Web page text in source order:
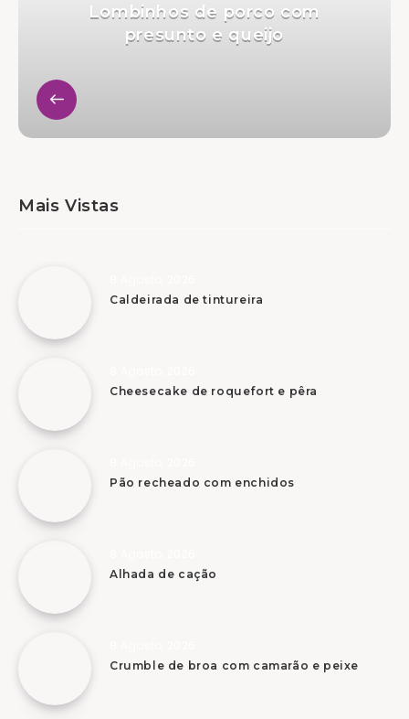
Lombinhos de porco com
presunto e queijo
Mais Vistas
Caldeirada de tintureira
Cheesecake de roquefort e pêra
Pão recheado com enchidos
Alhada de cação
Crumble de broa com camarão e peixe